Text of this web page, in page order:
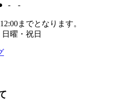
- -
までとなります。
曜・祝日